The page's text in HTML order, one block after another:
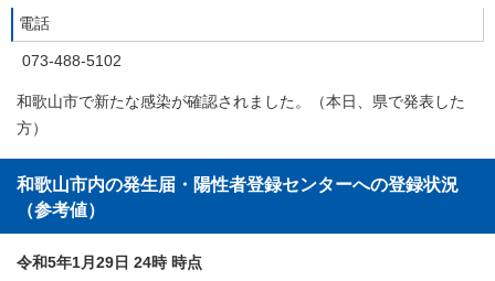
電話
073-488-5102
和歌山市で新たな感染が確認されました。（本日、県で発表した
方）
和歌山市内の発生届・陽性者登録センターへの登録状況
（参考値）
令和5年1月29日 24時 時点